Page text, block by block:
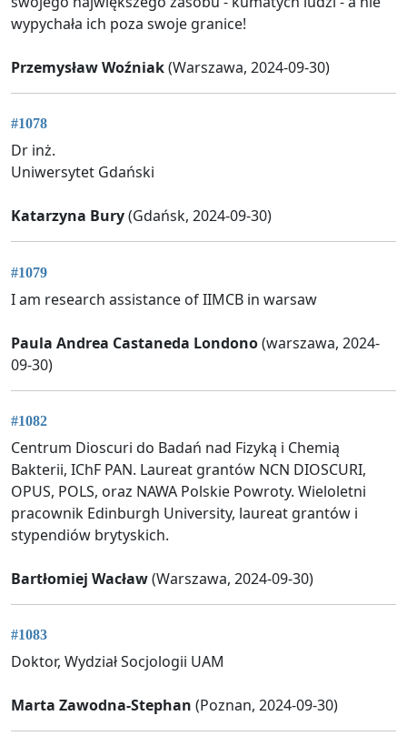
wypychała ich poza swoje granice!
Przemysław Woźniak(Warszawa, 2024-09-30)
#1078
Dr inż.
Uniwersytet Gdański
Katarzyna Bury(Gdańsk, 2024-09-30)
#1079
I am research assistance of IIMCB in warsaw
Paula Andrea Castaneda Londono(warszawa, 2024-
09-30)
#1082
Centrum Dioscuri do Badań nad Fizyką i Chemią
Bakterii, IChF PAN. Laureat grantów NCN DIOSCURI,
OPUS, POLS, oraz NAWA Polskie Powroty. Wieloletni
pracownik Edinburgh University, laureat grantów i
stypendiów brytyskich.
Bartłomiej Wacław(Warszawa, 2024-09-30)
#1083
Doktor, Wydział Socjologii UAM
Marta Zawodna-Stephan (Poznan, 2024-09-30)